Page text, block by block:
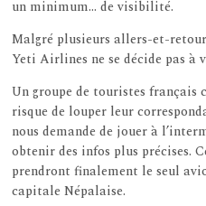
un minimum… de visibilité.
Malgré plusieurs allers-et-
Yeti Airlines ne se décide pas à
Un groupe de touristes français
risque de louper leur
nous demande de jouer à
obtenir des infos plus précises.
prendront finalement le seul
capitale Népalaise.